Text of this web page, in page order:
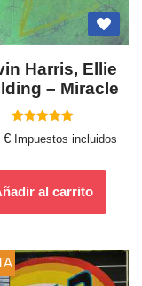
Harris, Ellie
‎– Miracle
con
€ Impuestos incluidos
al carrito